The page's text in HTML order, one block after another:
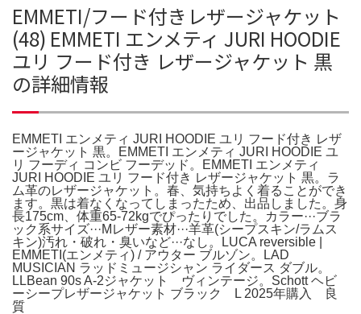
EMMETI/フード付きレザージャケット
(48) EMMETI エンメティ JURI HOODIE
ユリ フード付き レザージャケット 黒
の詳細情報
EMMETI エンメティ JURI HOODIE ユリ フード付き レザ
ージャケット 黒。EMMETI エンメティ JURI HOODIE ユ
リ フーディ コンビ フーデッド。EMMETI エンメティ
JURI HOODIE ユリ フード付き レザージャケット 黒。ラ
ム革のレザージャケット。春、気持ちよく着ることができ
ます。黒は着なくなってしまったため、出品しました。身
長175cm、体重65-72kgでぴったりでした。カラー···ブラ
ック系サイズ···Mレザー素材···羊革(シープスキン/ラムス
キン)汚れ・破れ・臭いなど···なし。LUCA reversible |
EMMETI(エンメティ) / アウター ブルゾン。LAD
MUSICIAN ラッドミュージシャン ライダース ダブル。
LLBean 90s A-2ジャケット ヴィンテージ。Schott ヘビ
ーシープレザージャケット ブラック L 2025年購入 良
質